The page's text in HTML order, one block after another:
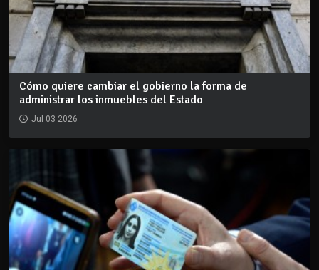
Cómo quiere cambiar el gobierno la forma de
administrar los inmuebles del Estado
Jul 03 2026